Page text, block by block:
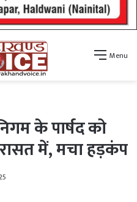
Menu
के पार्षद को
में, मचा हड़कंप